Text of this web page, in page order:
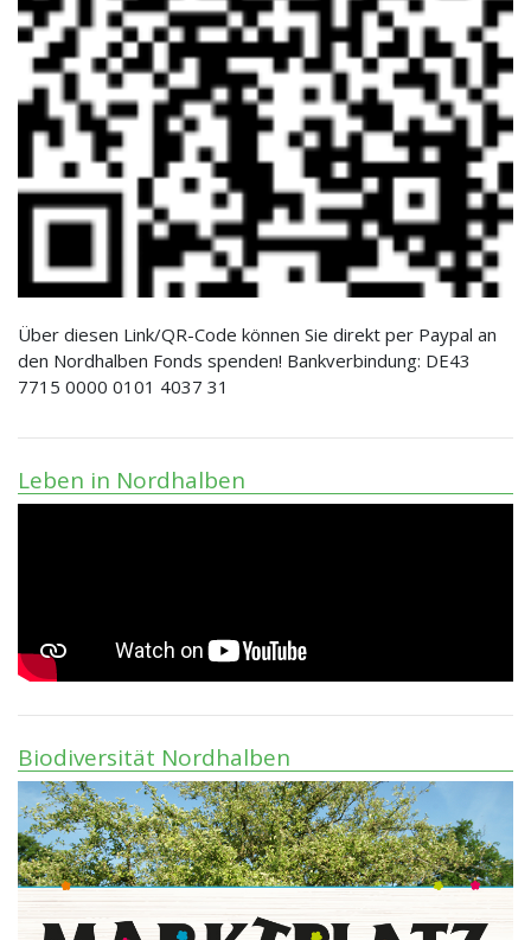
Über diesen Link/QR-Code können Sie direkt per Paypal an
den Nordhalben Fonds spenden! Bankverbindung: DE43
7715 0000 0101 4037 31
Leben in Nordhalben
Biodiversität Nordhalben